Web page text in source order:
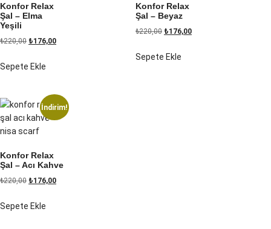
Konfor Relax
Şal – Elma
Yeşili
₺220,00 ₺176,00
Sepete Ekle
Konfor Relax
Şal – Beyaz
₺220,00 ₺176,00
Sepete Ekle
İndirim!
Konfor Relax
Şal – Acı Kahve
₺220,00 ₺176,00
Sepete Ekle